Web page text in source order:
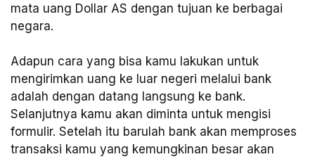
mata uang Dollar AS dengan tujuan ke berbagai
negara.
Adapun cara yang bisa kamu lakukan untuk
mengirimkan uang ke luar negeri melalui bank
adalah dengan datang langsung ke bank.
Selanjutnya kamu akan diminta untuk mengisi
formulir. Setelah itu barulah bank akan memproses
transaksi kamu yang kemungkinan besar akan